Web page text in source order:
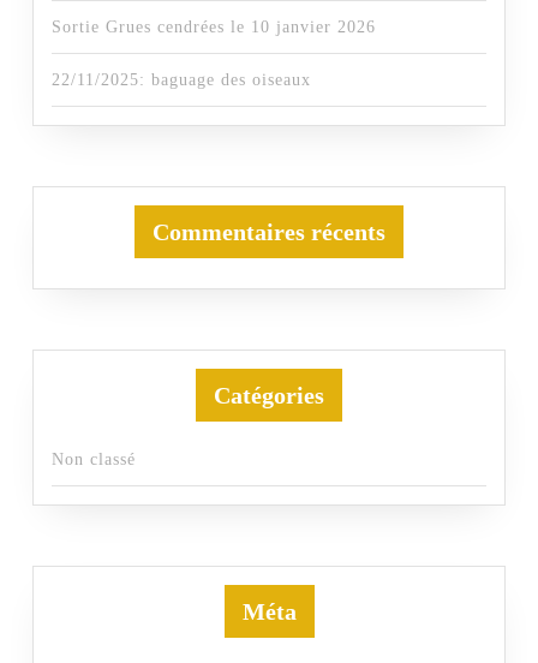
Sortie Grues cendrées le 10 janvier 2026
22/11/2025: baguage des oiseaux
Commentaires récents
Catégories
Non classé
Méta